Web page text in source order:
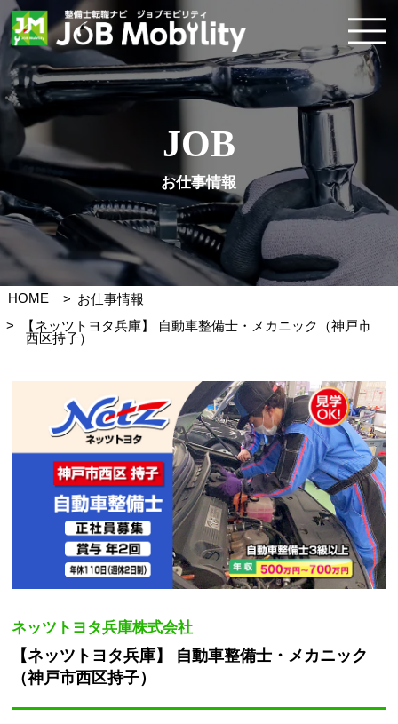
JOB
お仕事情報
HOME
お仕事情報
【ネッツトヨタ兵庫】 自動車整備士・メカニック（神戸市
西区持子）
ネッツトヨタ兵庫株式会社
【ネッツトヨタ兵庫】 自動車整備士・メカニック
（神戸市西区持子）